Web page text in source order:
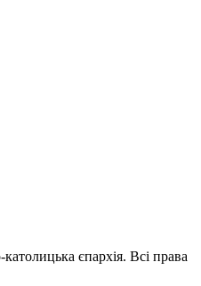
єпархія. Всі права